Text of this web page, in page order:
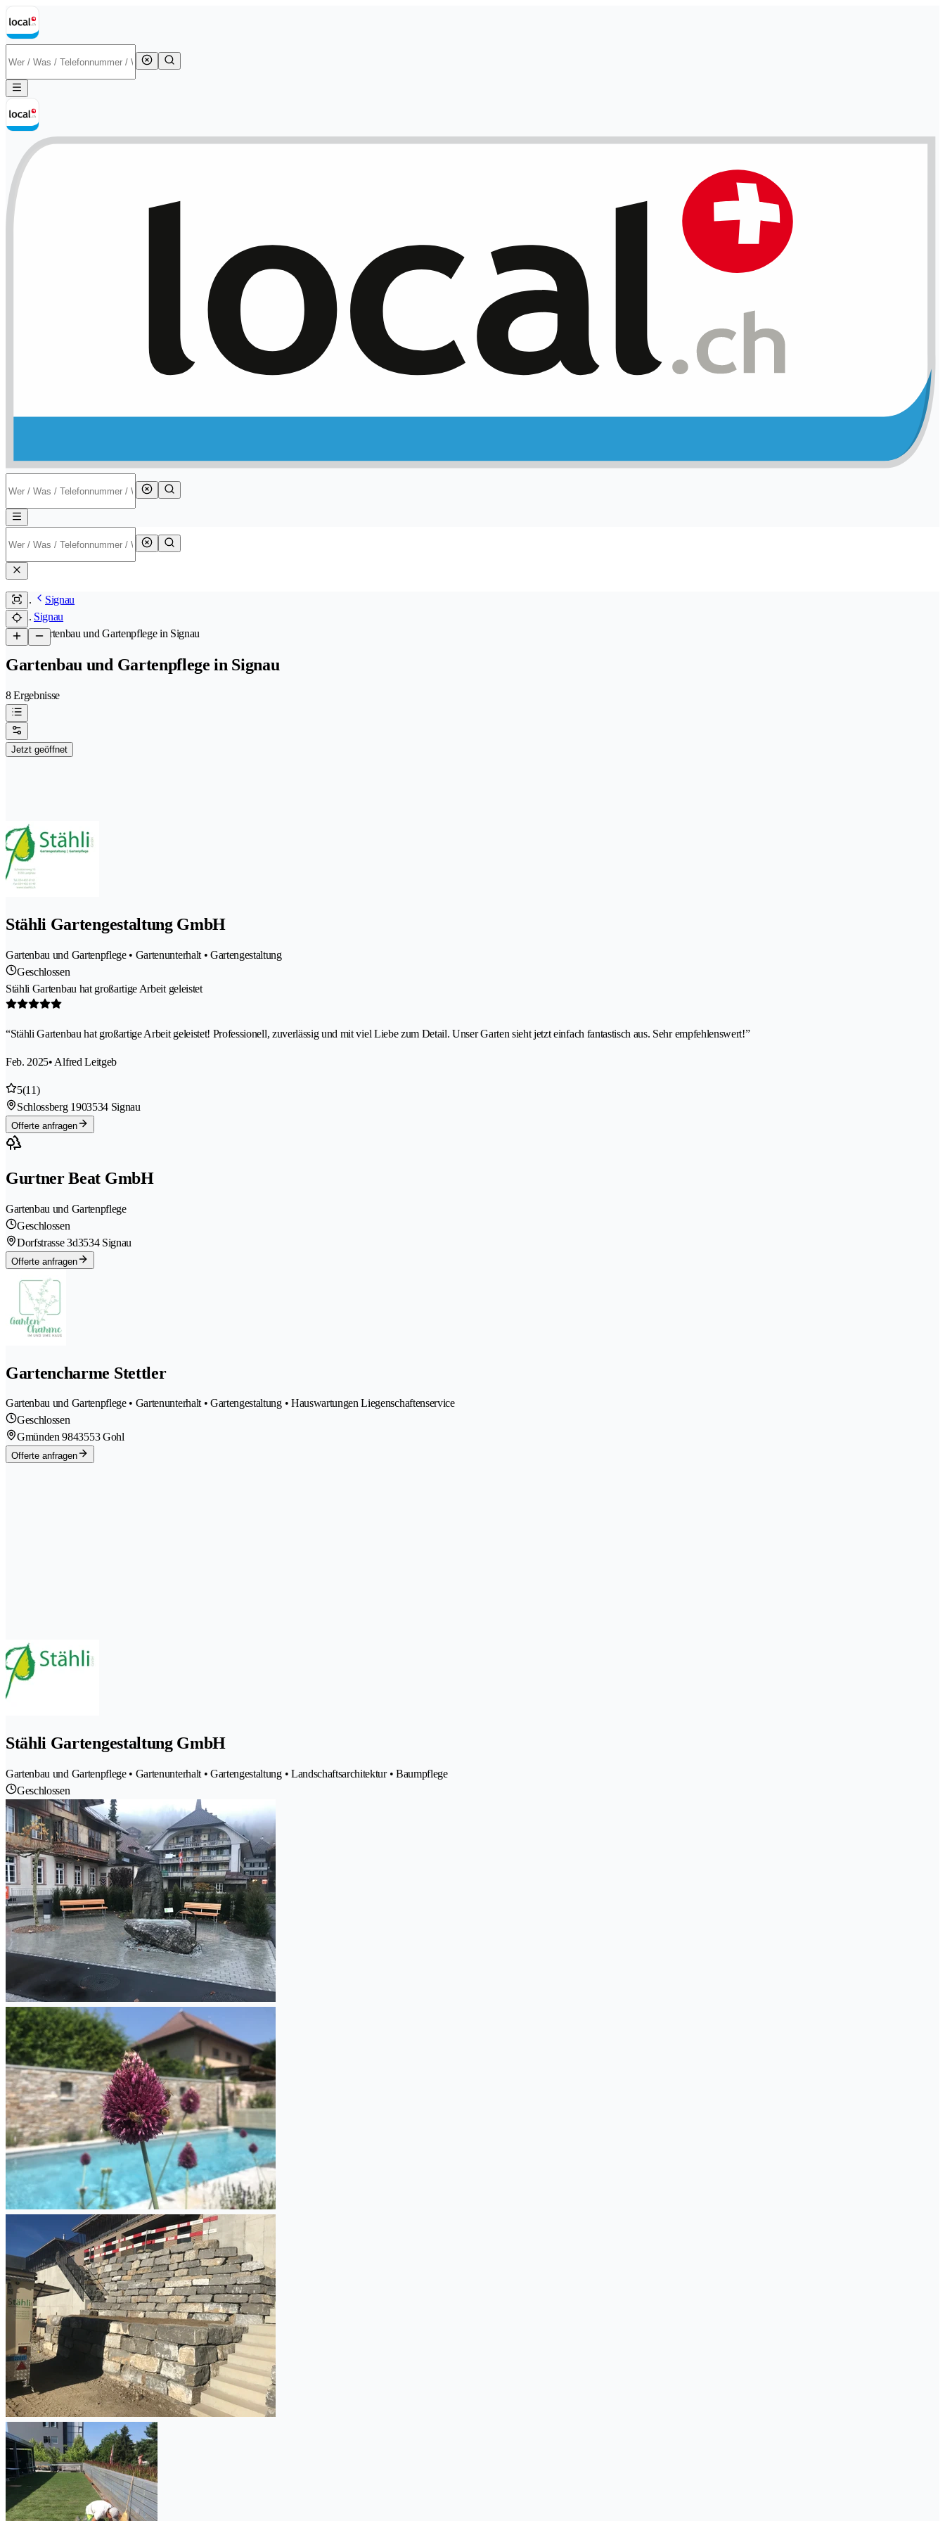
Signau
Signau
/Gartenbau und Gartenpflege in Signau
Gartenbau und Gartenpflege in Signau
8 Ergebnisse
Jetzt geöffnet
Stähli Gartengestaltung GmbH
Gartenbau und Gartenpflege • Gartenunterhalt • Gartengestaltung
Geschlossen
Stähli Gartenbau hat großartige Arbeit geleistet
“Stähli Gartenbau hat großartige Arbeit geleistet! Professionell, zuverlässig und mit viel Liebe zum Detail. Unser Garten sieht jetzt einfach fantastisch aus. Sehr empfehlenswert!”
Feb. 2025• Alfred Leitgeb
5(11)
Schlossberg 1903534 Signau
Offerte anfragen
Gurtner Beat GmbH
Gartenbau und Gartenpflege
Geschlossen
Dorfstrasse 3d3534 Signau
Offerte anfragen
Gartencharme Stettler
Gartenbau und Gartenpflege • Gartenunterhalt • Gartengestaltung • Hauswartungen Liegenschaftenservice
Geschlossen
Gmünden 9843553 Gohl
Offerte anfragen
Stähli Gartengestaltung GmbH
Gartenbau und Gartenpflege • Gartenunterhalt • Gartengestaltung • Landschaftsarchitektur • Baumpflege
Geschlossen